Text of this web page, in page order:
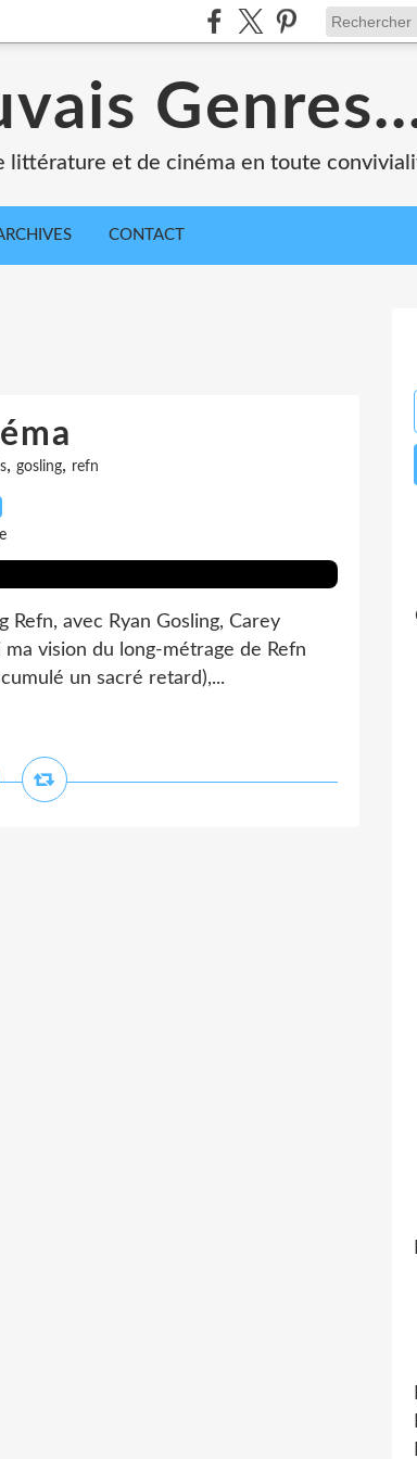
littérature et de cinéma en toute
CONTACT
, gosling, refn
avec Ryan Gosling, Carey
vision du long-métrage de Refn
un sacré retard),...